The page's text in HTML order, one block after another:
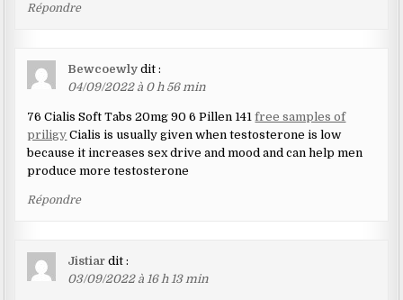
Répondre
Bewcoewly dit :
04/09/2022 à 0 h 56 min
76 Cialis Soft Tabs 20mg 90 6 Pillen 141free samples of
priligy Cialis is usually given when testosterone is low
because it increases sex drive and mood and can help men
produce more testosterone
Répondre
Jistiar dit :
03/09/2022 à 16 h 13 min